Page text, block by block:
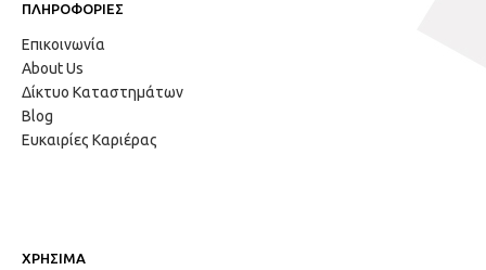
ΠΛΗΡΟΦΟΡΙΕΣ
Επικοινωνία
About Us
Δίκτυο Καταστημάτων
Blog
Ευκαιρίες Καριέρας
ΧΡΗΣΙΜΑ